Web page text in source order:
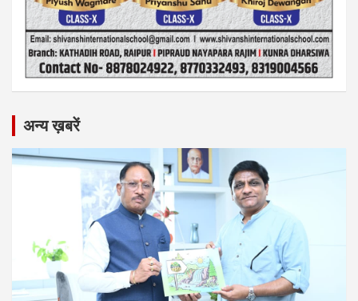
अन्य ख़बरें